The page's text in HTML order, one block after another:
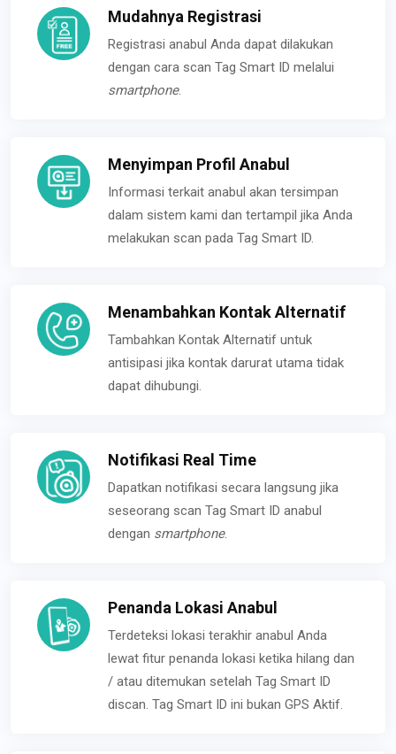
Mudahnya Registrasi
Registrasi anabul Anda dapat dilakukan
dengan cara scan Tag Smart ID melalui
smartphone.
Menyimpan Profil Anabul
Informasi terkait anabul akan tersimpan
dalam sistem kami dan tertampil jika Anda
melakukan scan pada Tag Smart ID.
Menambahkan Kontak Alternatif
Tambahkan Kontak Alternatif untuk
antisipasi jika kontak darurat utama tidak
dapat dihubungi.
Notifikasi Real Time
Dapatkan notifikasi secara langsung jika
seseorang scan Tag Smart ID anabul
dengan smartphone.
Penanda Lokasi Anabul
Terdeteksi lokasi terakhir anabul Anda
lewat fitur penanda lokasi ketika hilang dan
/ atau ditemukan setelah Tag Smart ID
discan. Tag Smart ID ini bukan GPS Aktif.